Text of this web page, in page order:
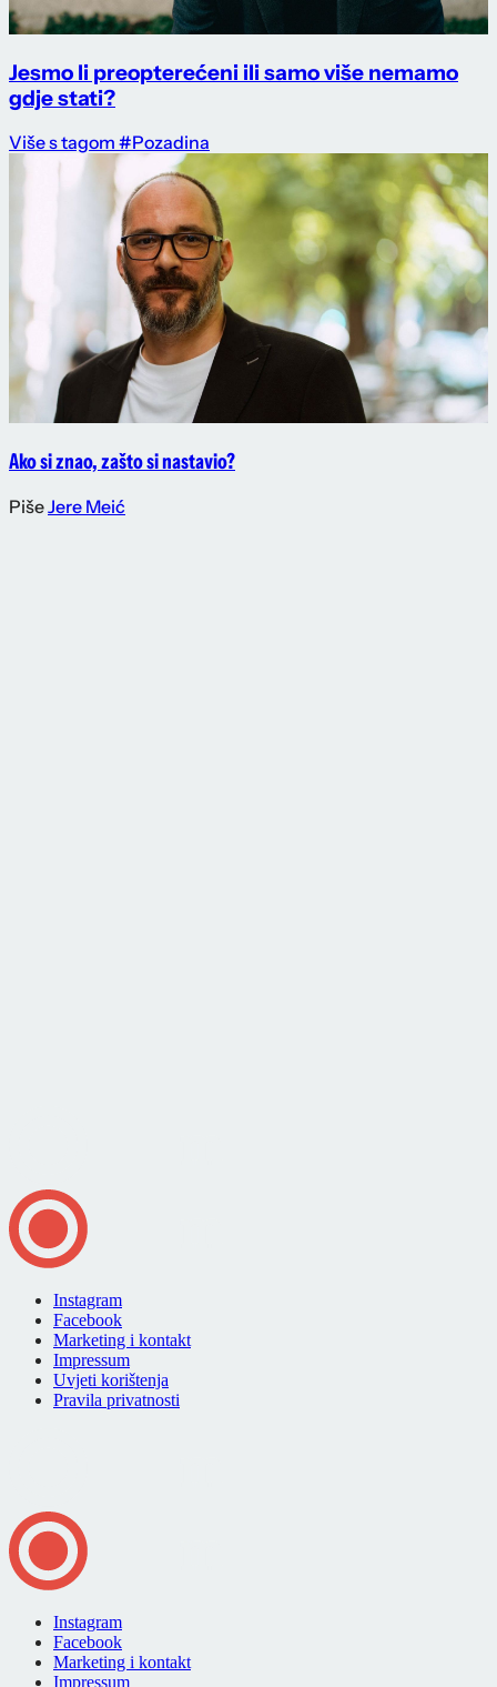
Jesmo li preopterećeni ili samo više nemamo
gdje stati?
Više s tagom #Pozadina
Ako si znao, zašto si nastavio?
PišeJere Meić
Instagram
Facebook
Marketing i kontakt
Impressum
Uvjeti korištenja
Pravila privatnosti
Instagram
Facebook
Marketing i kontakt
Impressum